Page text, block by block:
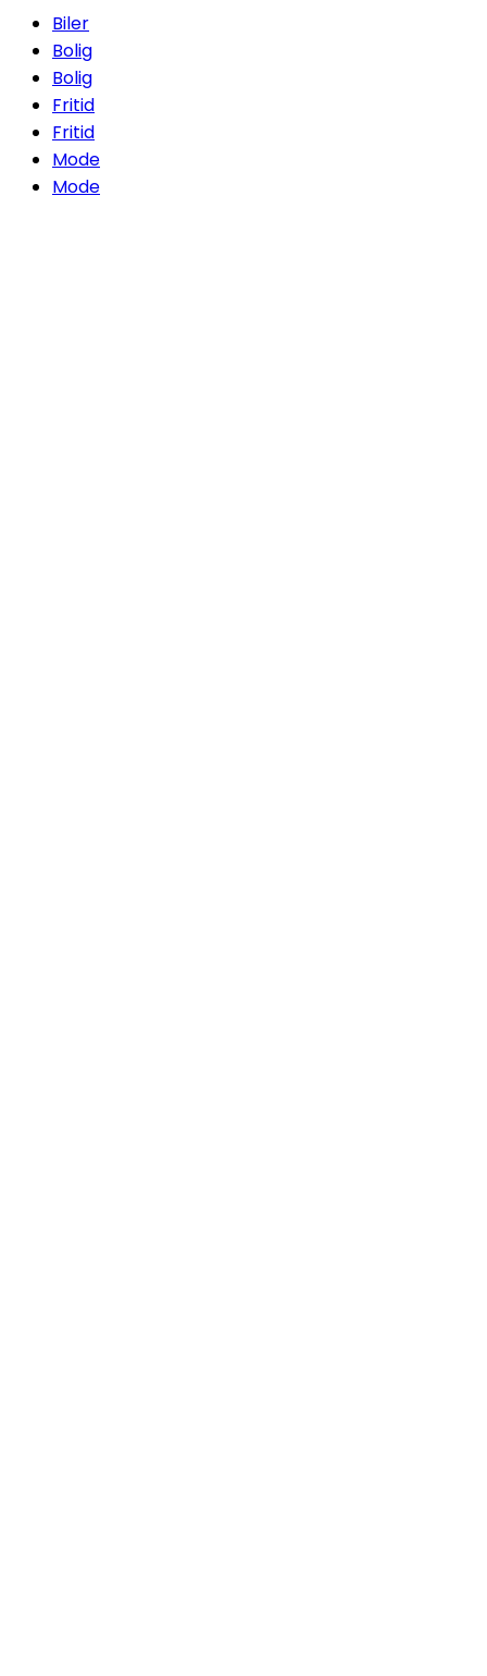
Biler
Bolig
Bolig
Fritid
Fritid
Mode
Mode